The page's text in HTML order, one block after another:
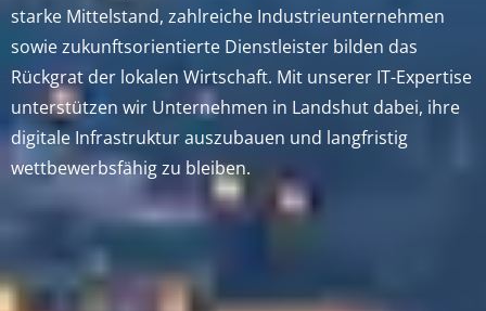
starke Mittelstand, zahlreiche Industrieunternehmen
sowie zukunftsorientierte Dienstleister bilden das
Rückgrat der lokalen Wirtschaft. Mit unserer IT-Expertise
unterstützen wir Unternehmen in Landshut dabei, ihre
digitale Infrastruktur auszubauen und langfristig
wettbewerbsfähig zu bleiben.